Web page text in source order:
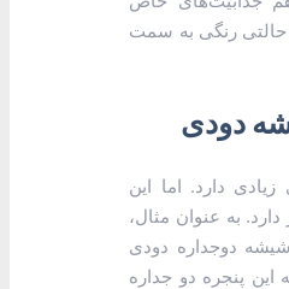
حالتی رنگی به سمت
دودی
دارد. اما این
به عنوان مثال،
شیشه دوجداره دودی
این پنجره دو جداره